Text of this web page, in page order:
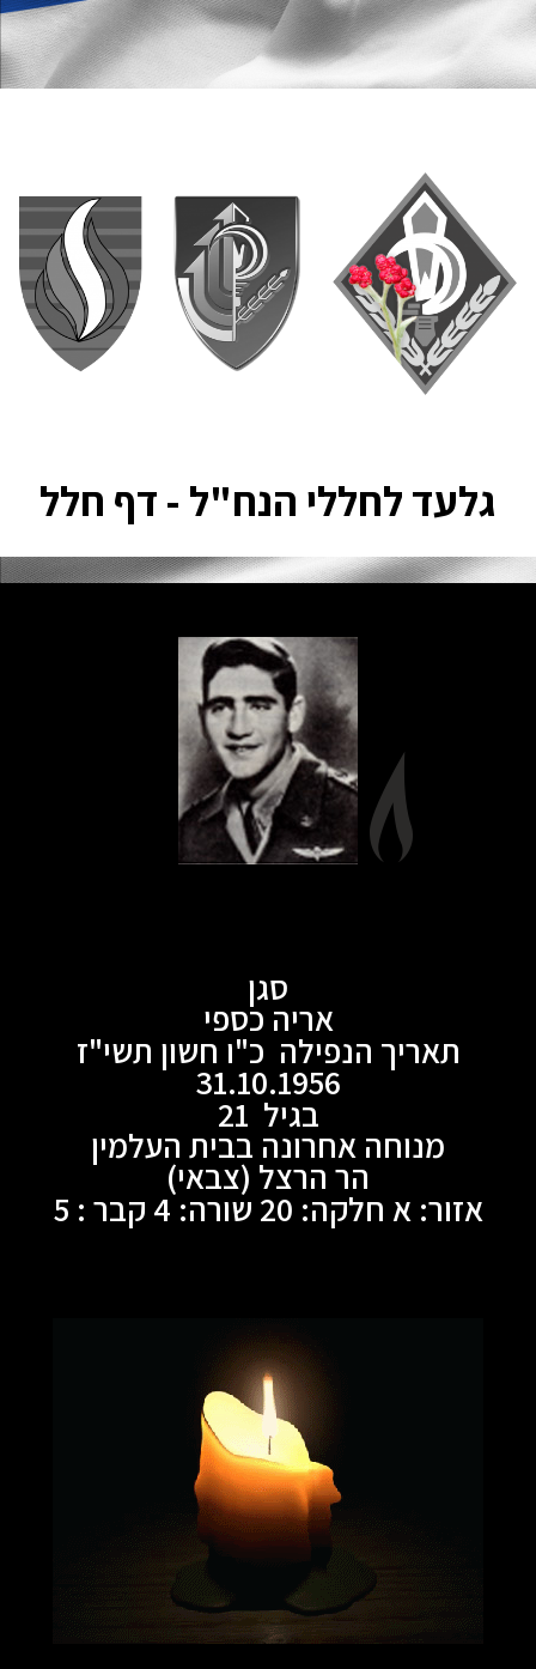
גלעד לחללי הנח"ל - דף חלל
סגן
אריה כספי
תאריך הנפילה כ"ו חשון תשי"ז
31.10.1956
בגיל 21
מנוחה אחרונה בבית העלמין
הר הרצל (צבאי)
אזור: א חלקה: 20 שורה: 4 קבר : 5